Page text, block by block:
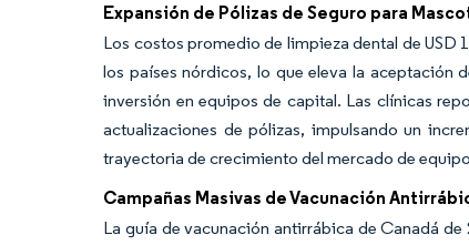
Expansión de Pólizas de Seguro para
Los costos promedio de limpieza dental de USD
los países nórdicos, lo que eleva la aceptación
inversión en equipos de capital. Las clínicas
actualizaciones de pólizas, impulsando un
trayectoria de crecimiento del mercado de
Campañas Masivas de Vacunación
La guía de vacunación antirrábica de Canadá